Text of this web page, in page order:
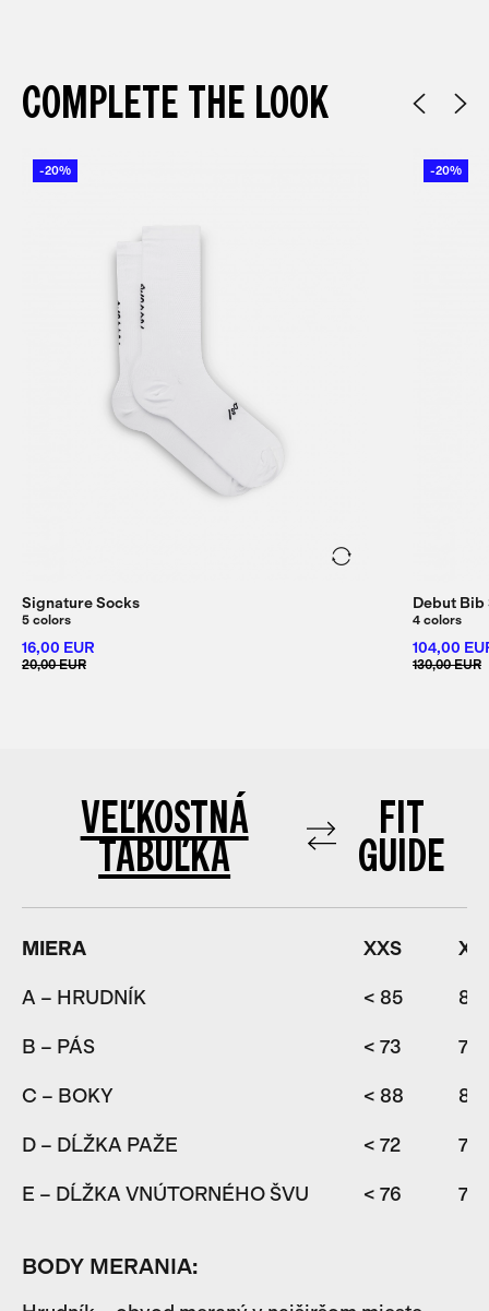
COMPLETE THE LOOK
-20%
Signature Socks
5 colors
16,00 EUR
20,00 EUR
-20%
Debut Bib
4 colors
104,00
130,00 EUR
VEĽKOSTNÁ
TABUĽKA
FIT
GUIDE
MIERA XXS XS
A – HRUDNÍK < 85
B – PÁS < 73
C – BOKY < 88
D – DĹŽKA PAŽE < 72
E – DĹŽKA VNÚTORNÉHO ŠVU < 76
BODY MERANIA: